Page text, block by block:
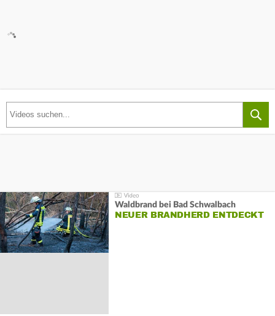
Waldbrand bei Bad Schwalbach
NEUER BRANDHERD ENTDECKT